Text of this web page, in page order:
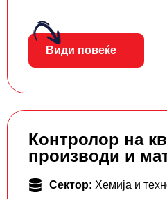
Види повеќе
Контролор на
производи и
Сектор: Хемија и